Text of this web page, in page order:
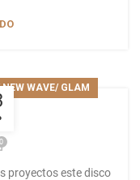
NEW WAVE/ GLAM
0
proyectos este disco